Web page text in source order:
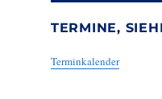
TERMINE,
Terminkalender